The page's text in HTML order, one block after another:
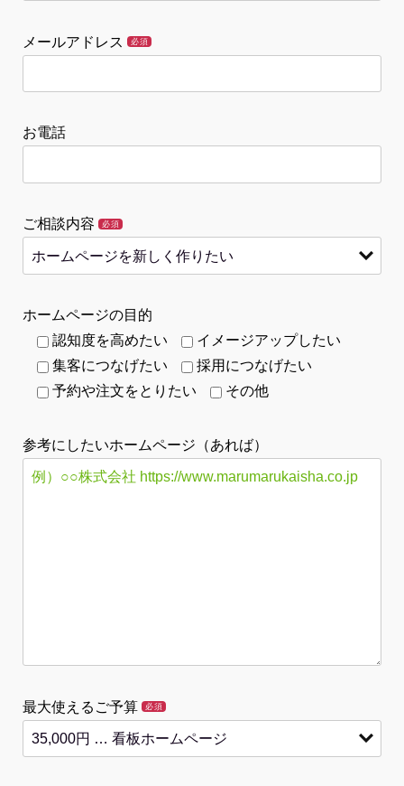
メールアドレス 必須
お電話
ご相談内容 必須
ホームページの目的
認知度を高めたい
イメージアップしたい
集客につなげたい
採用につなげたい
予約や注文をとりたい
その他
参考にしたいホームページ（あれば）
最大使えるご予算 必須